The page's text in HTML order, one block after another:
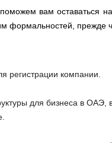
вам оставаться
формальностей,
регистрации компании.
для бизнеса в